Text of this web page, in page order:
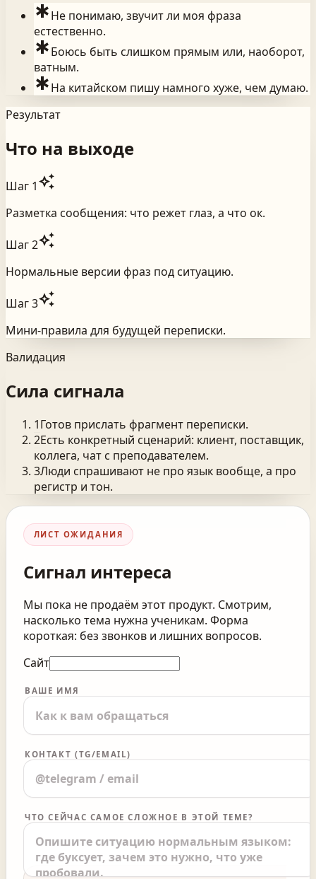
emergencyНе понимаю, звучит ли моя фраза
естественно.
emergencyБоюсь быть слишком прямым или, наоборот,
ватным.
emergencyНа китайском пишу намного хуже, чем думаю.
Результат
Что на выходе
Шаг 1auto_awesome
Разметка сообщения: что режет глаз, а что ок.
Шаг2auto_awesome
Нормальные версии фраз под ситуацию.
Шаг3auto_awesome
Мини-правила для будущей переписки.
Валидация
Сила сигнала
1Готов прислать фрагмент переписки.
2Есть конкретный сценарий: клиент, поставщик,
коллега, чат с преподавателем.
3Люди спрашивают не про язык вообще, а про
регистр и тон.
ЛИСТ ОЖИДАНИЯ
Сигнал интереса
Мы пока не продаём этот продукт. Смотрим,
насколько тема нужна ученикам. Форма
короткая: без звонков и лишних вопросов.
Сайт
ВАШЕ ИМЯ
КОНТАКТ (TG/EMAIL)
ЧТО СЕЙЧАС САМОЕ СЛОЖНОЕ В ЭТОЙ ТЕМЕ?